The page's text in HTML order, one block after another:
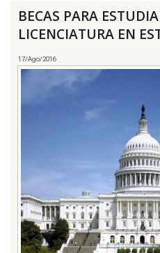
BECAS PARA
LICENCIATURA EN
17/Ago/2016